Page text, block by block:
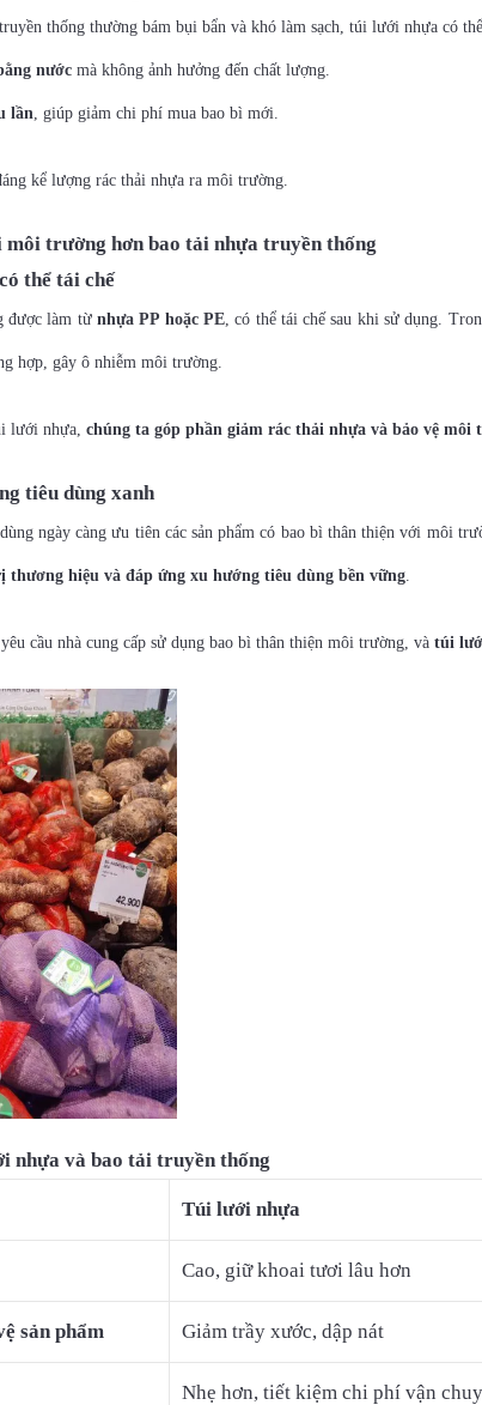
thống thường bám bụi bẩn và khó làm sạch, túi lưới nhựa có
nước mà không ảnh hưởng đến chất lượng.
lần , giúp giảm chi phí mua bao bì mới.
kể lượng rác thải nhựa ra môi trường.
môi trường hơn bao tải nhựa truyền thống
thể tái chế
được làm từnhựa PP hoặc PE, có thể tái chế sau khi sử dụng.
hợp, gây ô nhiễm môi trường.
lưới nhựa, chúng ta góp phần giảm rác thải nhựa và bảo vệ môi
tiêu dùng xanh
ngày càng ưu tiên các sản phẩm có bao bì thân thiện với môi
thương hiệu và đáp ứng xu hướng tiêu dùng bền vững
cầu nhà cung cấp sử dụng bao bì thân thiện môi trường, và túi
nhựa và bao tải truyền thống
Túi lưới nhựa
Cao, giữ khoai tươi lâu hơn
sản phẩm Giảm trầy xước, dập nát
Nhẹ hơn, tiết kiệm chi phí vận